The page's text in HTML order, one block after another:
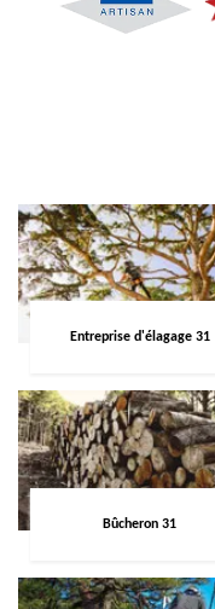
Entreprise d'élagage 31
Bûcheron 31